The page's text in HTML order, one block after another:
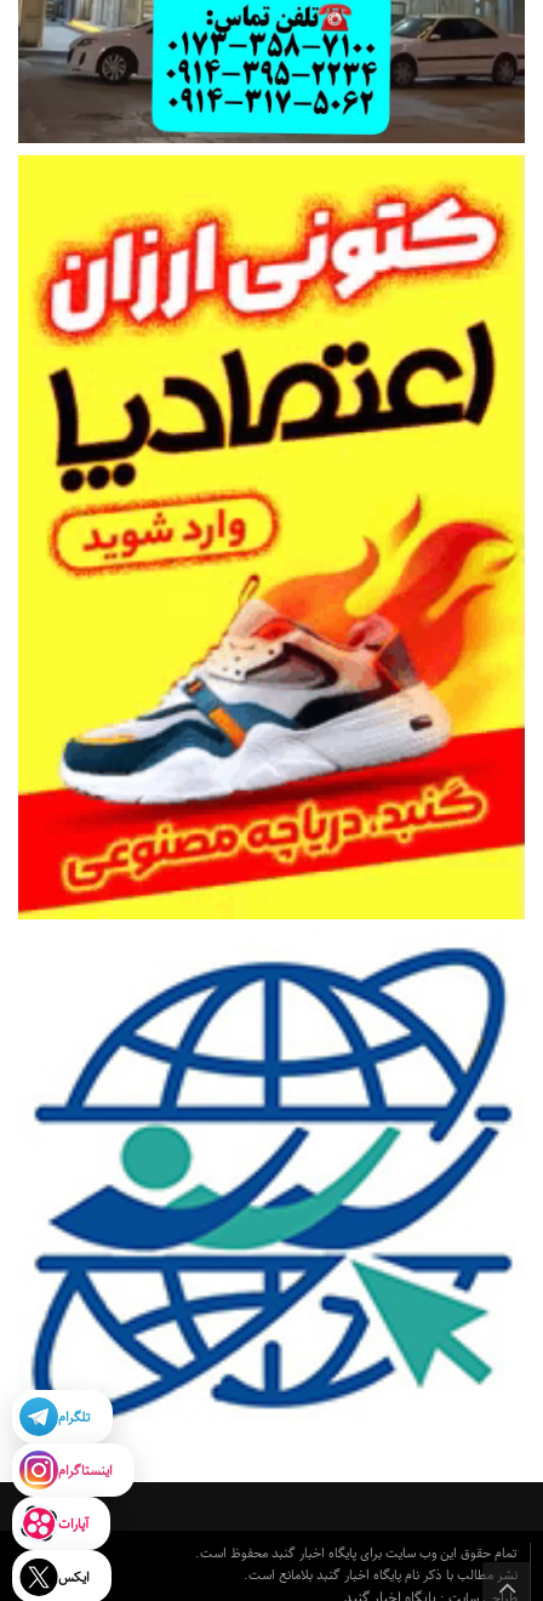
تمام حقوق این وب سایت برای پایگاه اخبار گنبد محفوظ است.
نشر مطالب با ذکر نام پایگاه اخبار گنبد بلامانع است.
تلگرام
اینستاگرام
آپارات
ایکس